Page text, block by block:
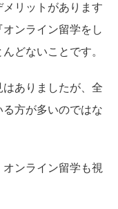
リットがあります
ンライン留学をし
どないことです。
ありましたが、全
方が多いのではな
ンライン留学も視